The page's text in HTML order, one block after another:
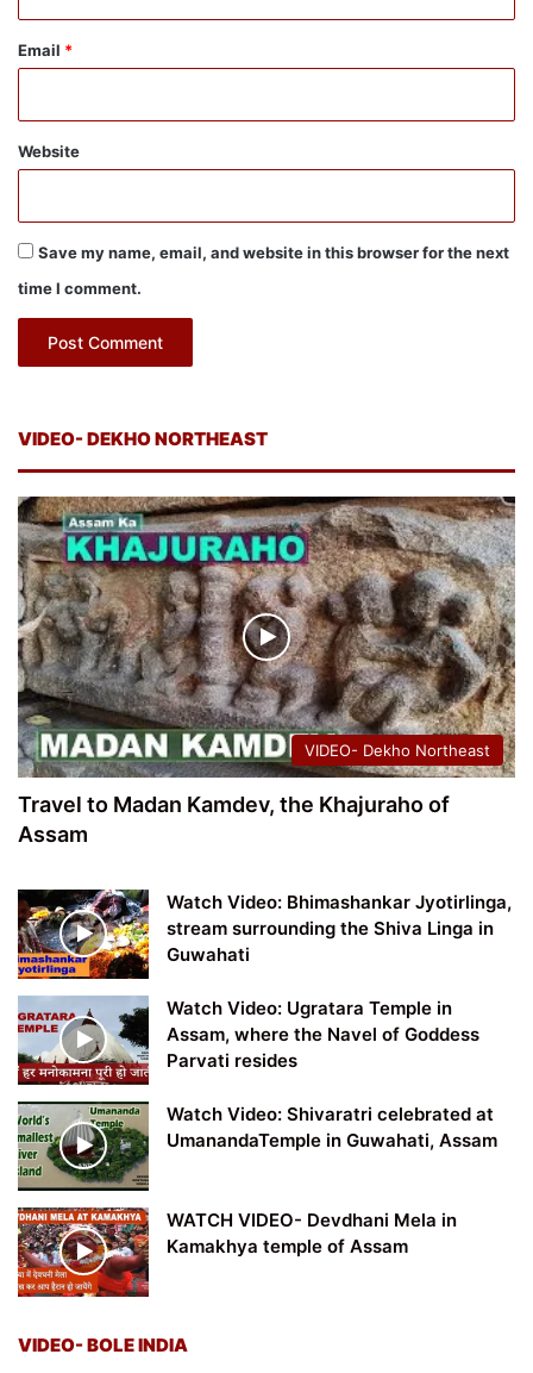
Email *
Website
Save my name, email, and website in this browser for the next
time I comment.
VIDEO- DEKHO NORTHEAST
VIDEO- Dekho Northeast
Travel to Madan Kamdev, the Khajuraho of
Assam
Watch Video: Bhimashankar Jyotirlinga,
stream surrounding the Shiva Linga in
Guwahati
Watch Video: Ugratara Temple in
Assam, where the Navel of Goddess
Parvati resides
Watch Video: Shivaratri celebrated at
UmanandaTemple in Guwahati, Assam
WATCH VIDEO- Devdhani Mela in
Kamakhya temple of Assam
VIDEO- BOLE INDIA